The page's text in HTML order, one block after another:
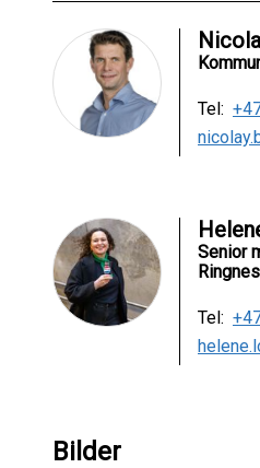
Tel:
Senior
Tel:
Bilder